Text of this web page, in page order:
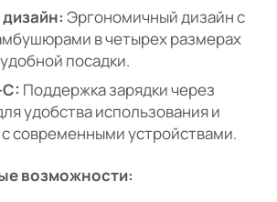
Эргономичный дизайн с
в четырех размерах
посадки.
Поддержка зарядки через
удобства использования и
современными устройствами.
возможности: